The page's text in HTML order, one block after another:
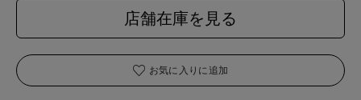
店舗在庫を見る
お気に入りに追加